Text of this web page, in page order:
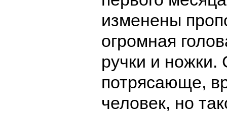
изменены
огромная
ручки и ножки.
потрясающе,
человек, но